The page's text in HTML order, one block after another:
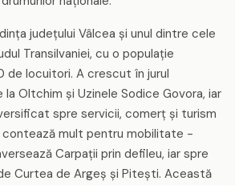
județului Vâlcea și unul dintre cele
Transilvaniei, cu o populație
de locuitori. A crescut în jurul
Oltchim și Uzinele Sodice Govora, iar
spre servicii, comerț și turism
contează mult pentru mobilitate -
Carpații prin defileu, iar spre
Curtea de Argeș și Pitești. Această